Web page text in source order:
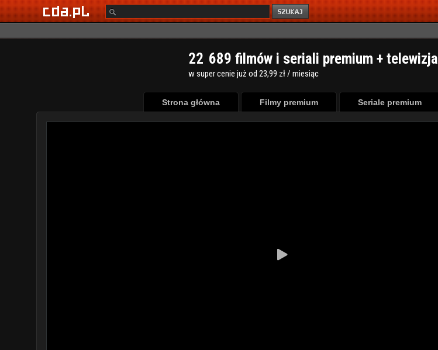
22 689 filmów i seriali premium + telewizja
w super cenie już od 23,99 zł / miesiąc
Strona główna Filmy premium Seriale premium